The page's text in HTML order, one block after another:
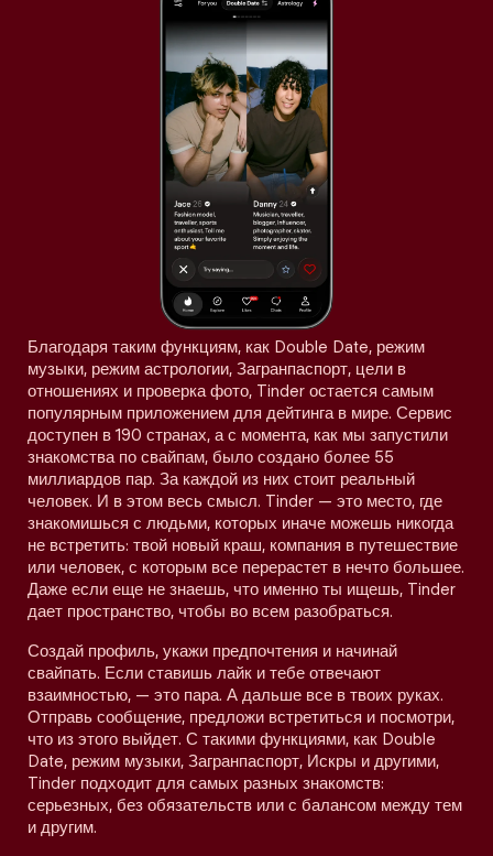
Благодаря таким функциям, как Double Date, режим
музыки, режим астрологии, Загранпаспорт, цели в
отношениях и проверка фото, Tinder остается самым
популярным приложением для дейтинга в мире. Сервис
доступен в 190 странах, а с момента, как мы запустили
знакомства по свайпам, было создано более 55
миллиардов пар. За каждой из них стоит реальный
человек. И в этом весь смысл. Tinder — это место, где
знакомишься с людьми, которых иначе можешь никогда
не встретить: твой новый краш, компания в путешествие
или человек, с которым все перерастет в нечто большее.
Даже если еще не знаешь, что именно ты ищешь, Tinder
дает пространство, чтобы во всем разобраться.
Создай профиль, укажи предпочтения и начинай
свайпать. Если ставишь лайк и тебе отвечают
взаимностью, — это пара. А дальше все в твоих руках.
Отправь сообщение, предложи встретиться и посмотри,
что из этого выйдет. С такими функциями, как Double
Date, режим музыки, Загранпаспорт, Искры и другими,
Tinder подходит для самых разных знакомств:
серьезных, без обязательств или с балансом между тем
и другим.